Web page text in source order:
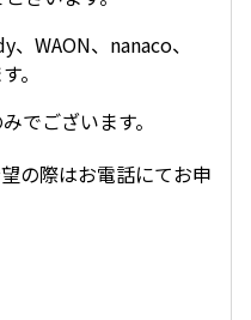
WAON、nanaco、
。
でございます。
の際はお電話にてお申